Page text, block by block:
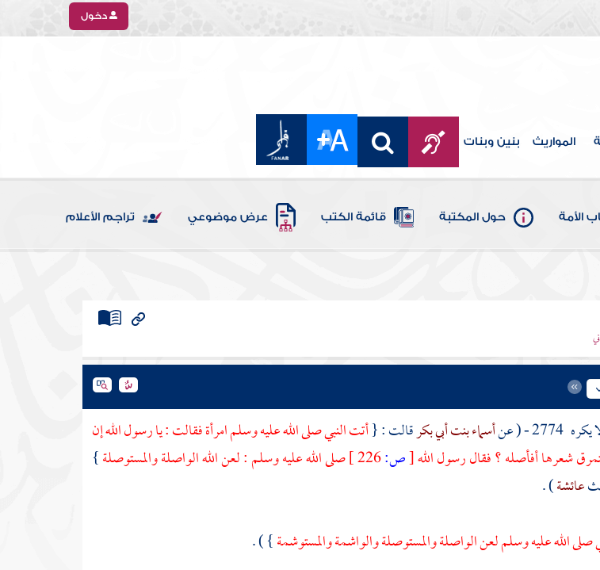
دخول
المواريث بنين وبنات
الأمة حول المكتبة قائمة الكتب عرض موضوعي تراجم الأعلام
يكره أسماء بنت أبي بكرقالت : {أتت النبي صلى الله عليه وسلم امرأة فقالت : يا رسول الله إن
شعرها أفأصله ؟ فقال رسول الله[ص: صلى الله عليه وسلم : لعن الله الواصلة والمستوصلة}
عائشة) .
صلى الله عليه وسلم لعن الواصلة والمستوصلة والواشمة والمستوشمة} ) .